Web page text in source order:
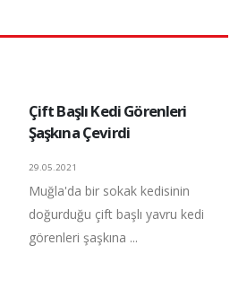
Çift Başlı Kedi Görenleri
Şaşkına Çevirdi
29.05.2021
Muğla'da bir sokak kedisinin
doğurduğu çift başlı yavru kedi
görenleri şaşkına ...